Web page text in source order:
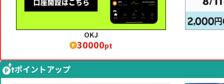
OKJ
30000pt
ポイントアップ